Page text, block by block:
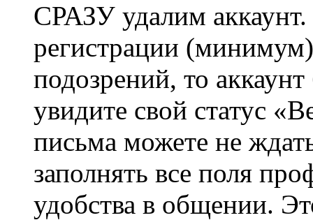
СРАЗУ удалим
регистрации
подозрений, то
увидите свой статус
письма можете не
заполнять все поля
удобства в общении.